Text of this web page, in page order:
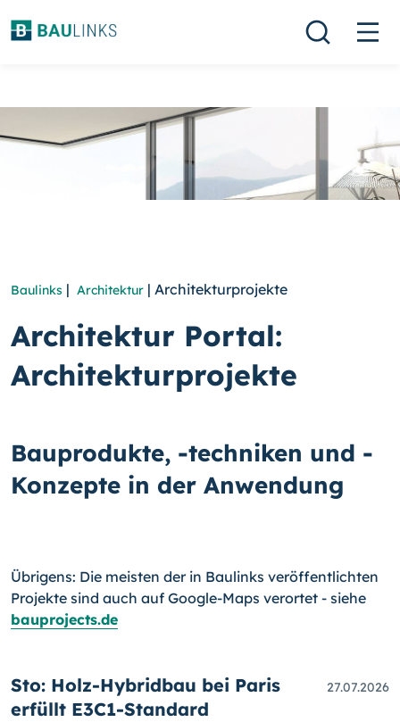
Baulinks | Architektur | Architekturprojekte
Architektur Portal:
Architekturprojekte
Bauprodukte, -techniken und -
Konzepte in der Anwendung
Übrigens: Die meisten der in Baulinks veröffentlichten
Projekte sind auch auf Google-Maps verortet - siehe
bauprojects.de
Sto: Holz-Hybridbau bei Paris
erfüllt E3C1-Standard
27.07.2026